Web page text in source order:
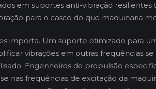
em suportes anti-vibração resilientes
para o casco do que maquinaria
importa. Um suporte otimizado para
vibrações em outras frequências se
Engenheiros de propulsão
nas frequências de excitação da